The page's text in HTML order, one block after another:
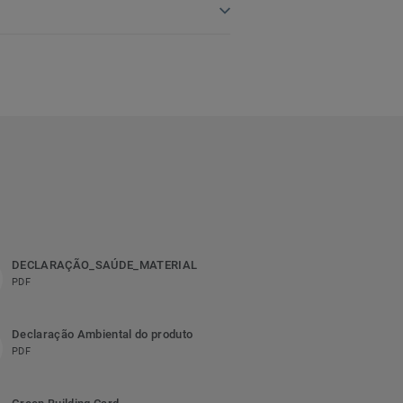
DECLARAÇÃO_SAÚDE_MATERIAL
PDF
Declaração Ambiental do produto
PDF